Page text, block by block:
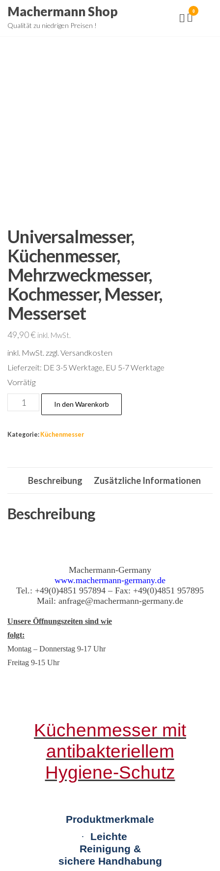
ZumMachermann Shop
Qualität zu niedrigen Preisen !
0
Universalmesser,
Küchenmesser,
Mehrzweckmesser,
Kochmesser, Messer,
Messerset
49,90€ inkl. MwSt.
inkl. MwSt. zzgl. Versandkosten
Lieferzeit: DE 3-5 Werktage, EU 5-7 Werktage
Vorrätig
Universalmesser,
Küchenmesser,
Kochmesser,
Menge
In den Warenkorb
Kategorie: Küchenmesser
Beschreibung Zusätzliche Informationen
Beschreibung
Machermann-Germany
www.machermann-germany.de
Tel.: +49(0)4851 957894 – Fax: +49(0)4851 957895
Mail: anfrage@machermann-germany.de
Unsere Öffnungszeiten sind wie
folgt:
Montag – Donnerstag 9-17 Uhr
Freitag 9-15 Uhr
Küchenmesser mit
antibakteriellem
Hygiene-Schutz
Produktmerkmale
·
Leichte
Reinigung &
sichere Handhabung